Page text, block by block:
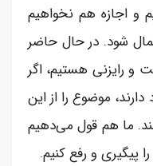
و اجازه هم نخواهیم
شود. در حال حاضر
و رایزنی هستیم، اگر
موضوع را از این
ما هم قول می‌دهیم
پیگیری و رفع کنیم.